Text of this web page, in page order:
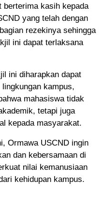
berterima kasih kepada
yang telah dengan
rezekinya sehingga
ini dapat terlaksana
ini diharapkan dapat
kampus,
mahasiswa tidak
tetapi juga
kepada masyarakat.
Ormawa USCND ingin
dan kebersamaan di
nilai kemanusiaan
kehidupan kampus.